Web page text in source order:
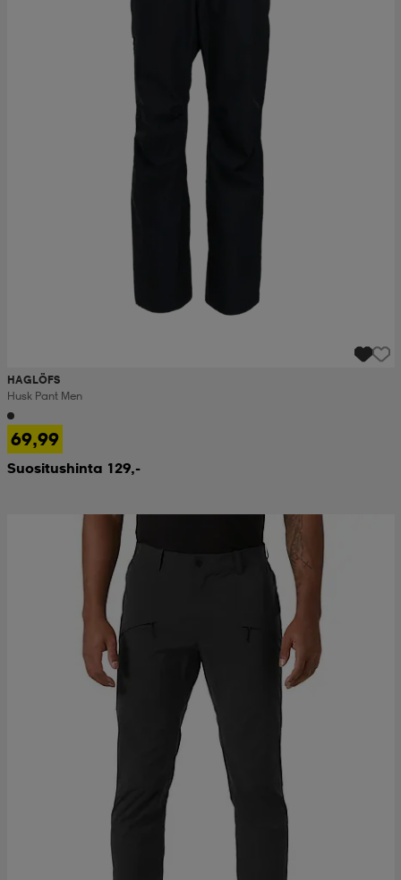
HAGLÖFS
Husk Pant Men
69,99
Suositushinta 129,-